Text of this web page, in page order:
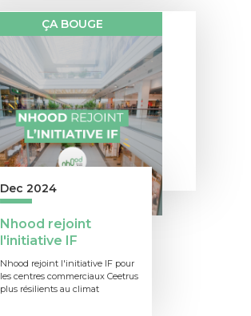
ÇA BOUGE
Dec 2024
Nhood rejoint
l'initiative IF
Nhood rejoint l'initiative IF pour
les centres commerciaux Ceetrus
plus résilients au climat